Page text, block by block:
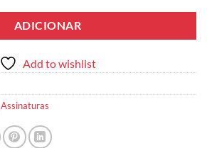
ADICIONAR
Add to wishlist
Assinaturas